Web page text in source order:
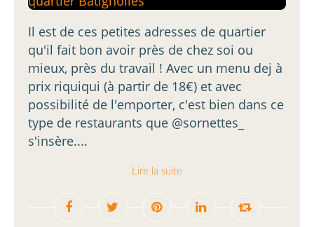
Il est de ces petites adresses de quartier
qu'il fait bon avoir près de chez soi ou
mieux, près du travail ! Avec un menu dej à
prix riquiqui (à partir de 18€) et avec
possibilité de l'emporter, c'est bien dans ce
type de restaurants que @sornettes_
s'insère....
Lire la suite